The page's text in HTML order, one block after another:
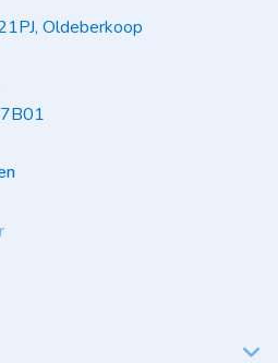
Oldeberkoop